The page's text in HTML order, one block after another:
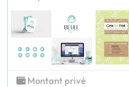
Montant privé